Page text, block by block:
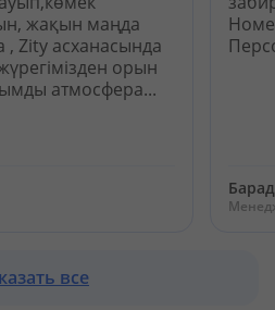
жақын маңда
, Zity асханасында
орын
атмосфера...
все